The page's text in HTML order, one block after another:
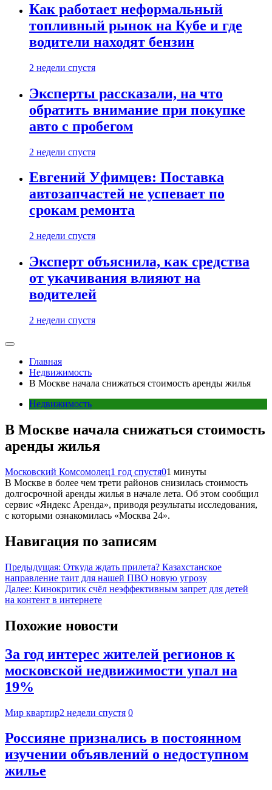
Как работает неформальный
топливный рынок на Кубе и где
водители находят бензин
2 недели спустя
Эксперты рассказали, на что
обратить внимание при покупке
авто с пробегом
2 недели спустя
Евгений Уфимцев: Поставка
автозапчастей не успевает по
срокам ремонта
2 недели спустя
Эксперт объяснила, как средства
от укачивания влияют на
водителей
2 недели спустя
Главная
Недвижимость
В Москве начала снижаться стоимость аренды жилья
Недвижимость
В Москве начала снижаться стоимость
аренды жилья
Московский Комсомолец1 год спустя01 минуты
В Москве в более чем трети районов снизилась стоимость
долгосрочной аренды жилья в начале лета. Об этом сообщил
сервис «Яндекс Аренда», приводя результаты исследования,
с которыми ознакомилась «Москва 24».
Навигация по записям
Предыдущая: Откуда ждать прилета? Казахстанское
направление таит для нашей ПВО новую угрозу
Далее: Кинокритик счёл неэффективным запрет для детей
на контент в интернете
Похожие новости
За год интерес жителей регионов к
московской недвижимости упал на
19%
Мир квартир2 недели спустя 0
Россияне признались в постоянном
изучении объявлений о недоступном
жилье